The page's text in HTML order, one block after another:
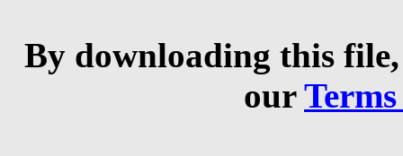
By downloading this
our